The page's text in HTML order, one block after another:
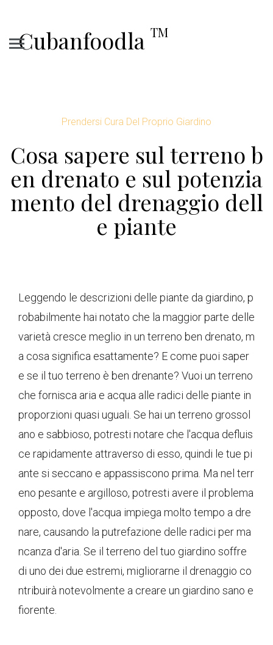
Cubanfoodla TM
Prendersi Cura Del Proprio Giardino
Cosa sapere sul terreno b
en drenato e sul potenzia
mento del drenaggio dell
e piante
Leggendo le descrizioni delle piante da giardino, p
robabilmente hai notato che la maggior parte delle
varietà cresce meglio in un terreno ben drenato, m
a cosa significa esattamente? E come puoi saper
e se il tuo terreno è ben drenante? Vuoi un terreno
che fornisca aria e acqua alle radici delle piante in
proporzioni quasi uguali. Se hai un terreno grossol
ano e sabbioso, potresti notare che l'acqua defluis
ce rapidamente attraverso di esso, quindi le tue pi
ante si seccano e appassiscono prima. Ma nel terr
eno pesante e argilloso, potresti avere il problema
opposto, dove l'acqua impiega molto tempo a dre
nare, causando la putrefazione delle radici per ma
ncanza d'aria. Se il terreno del tuo giardino soffre
di uno dei due estremi, migliorarne il drenaggio co
ntribuirà notevolmente a creare un giardino sano e
fiorente.